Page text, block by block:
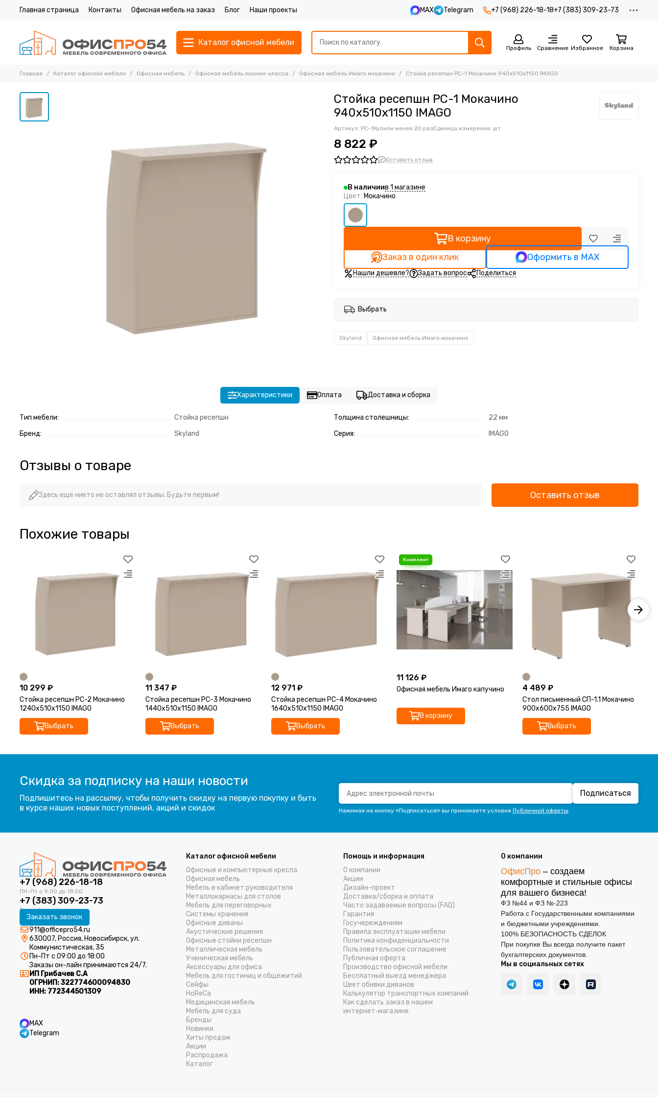
Главная страница Контакты Офисная мебель на заказ Блог Наши проекты MAX Telegram +7 (968) 226-18-18+7 (383) 309-23-73
Каталог офисной мебели
Профиль Сравнение Избранное Корзина
Главная Каталог офисной мебели Офисная мебель Офисная мебель эконом-класса Офисная мебель Имаго мокачино Стойка ресепшн РС-1 Мокачино 940х510х1150 IMAGO
Стойка ресепшн РС-1 Мокачино
940х510х1150 IMAGO
Артикул: РС-1Купили менее 20 разЕдиница измерения: шт
8 822 ₽
Оставить отзыв
В наличиив 1 магазине
Цвет: Мокачино
В корзину
Заказ в один клик
Оформить в MAX
Нашли дешевле? Задать вопрос Поделиться
Выбрать
Skyland Офисная мебель Имаго мокачино
Характеристики Оплата Доставка и сборка
Тип мебели:
Стойка ресепшн
Бренд:
Skyland
Толщина столешницы:
22 мм
Серия:
IMAGO
Отзывы о товаре
Здесь еще никто не оставлял отзывы. Будьте первым! Оставить отзыв
Похожие товары
10 299 ₽
Стойка ресепшн РС-2 Мокачино
1240х510х1150 IMAGO
Выбрать
11 347 ₽
Стойка ресепшн РС-3 Мокачино
1440х510х1150 IMAGO
Выбрать
12 971 ₽
Стойка ресепшн РС-4 Мокачино
1640х510х1150 IMAGO
Выбрать
11 126 ₽
Офисная мебель Имаго капучино
В корзину
4 489 ₽
Стол письменный СП-1.1 Мокачино
900х600х755 IMAGO
Выбрать
Скидка за подписку на наши новости
Подпишитесь на рассылку, чтобы получить скидку на первую покупку и быть
в курсе наших новых поступлений, акций и скидок
Подписаться
Нажимая на кнопку «Подписаться» вы принимаете условия Публичной оферты.
+7 (968) 226-18-18
+7 (383) 309-23-73
Заказать звонок
911@officepro54.ru
630007, Россия, Новосибирск, ул.
Коммунистическая, 35
Пн-Пт с 09:00 до 18:00
Заказы он-лайн принимаются 24/7.
ИП Грибачев С.А
ОГРНИП:322774600094830
ИНН: 772344501309
MAX
Telegram
Каталог офисной мебели
Офисные и компьютерные кресла
Офисная мебель
Мебель в кабинет руководителя
Металлокаркасы для столов
Мебель для переговорных
Системы хранения
Офисные диваны
Акустические решения
Офисные стойки ресепшн
Металлическая мебель
Ученическая мебель
Аксессуары для офиса
Мебель для гостиниц и общежитий
Cейфы
HoReCa
Медицинская мебель
Мебель для суда
Бренды
Новинки
Хиты продаж
Акции
Распродажа
Каталог
Помощь и информация
О компании
Акции
Дизайн-проект
Доставка/cборка и оплата
Часто задаваемые вопросы (FAQ)
Гарантия
Госучереждениям
Правила эксплуатации мебели
Политика конфиденциальности
Пользовательское соглашение
Публичная оферта
Производство офисной мебели
Бесплатный выезд менеджера
Цвет обивки диванов
Калькулятор транспортных компаний
Как сделать заказ в нашем
интернет‑магазине
О компании
ОфисПро– создаем
комфортные и стильные офисы
для вашего бизнеса!
ФЗ №44 и ФЗ №-223
Работа с Государственными компаниями
и бюджетными учреждениями.
100% БЕЗОПАСНОСТЬ СДЕЛОК
При покупке Вы всегда получите пакет
бухгалтерских документов.
Мы в социальных сетях